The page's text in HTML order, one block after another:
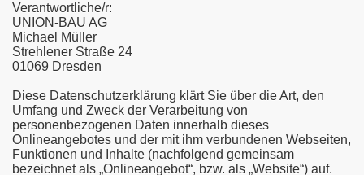
Verantwortliche/r:
UNION-BAU AG
Michael Müller
Strehlener Straße 24
01069 Dresden
Diese Datenschutzerklärung klärt Sie über die Art, den
Umfang und Zweck der Verarbeitung von
personenbezogenen Daten innerhalb dieses
Onlineangebotes und der mit ihm verbundenen Webseiten,
Funktionen und Inhalte (nachfolgend gemeinsam
bezeichnet als „Onlineangebot“, bzw. als „Website“) auf.